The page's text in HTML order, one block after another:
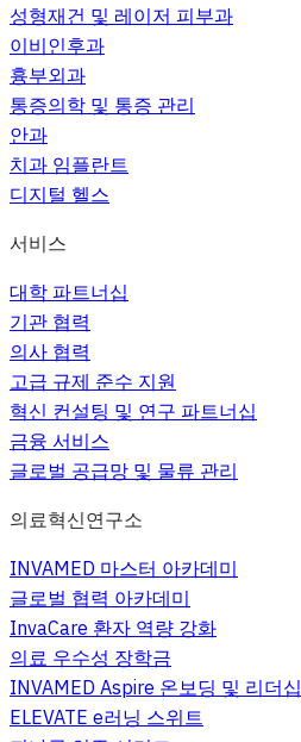
성형재건 및 레이저 피부과
이비인후과
흉부외과
통증의학 및 통증 관리
안과
치과 임플란트
디지털 헬스
서비스
대학 파트너십
기관 협력
의사 협력
고급 규제 준수 지원
혁신 컨설팅 및 연구 파트너십
금융 서비스
글로벌 공급망 및 물류 관리
의료혁신연구소
INVAMED 마스터 아카데미
글로벌 협력 아카데미
InvaCare 환자 역량 강화
의료 우수성 장학금
INVAMED Aspire 온보딩 및 리더십
ELEVATE e러닝 스위트